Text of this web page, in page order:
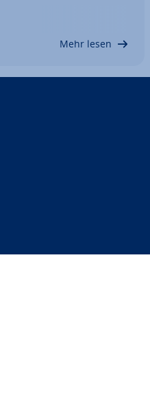
auch für die
Mehr lesen